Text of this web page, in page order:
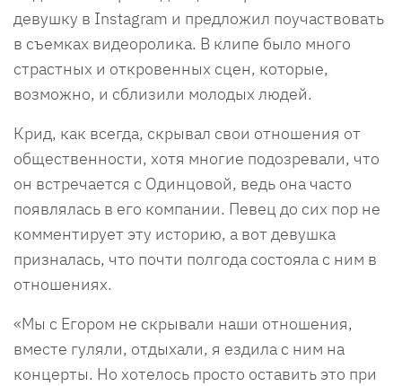
девушку в Instagram и предложил поучаствовать
в съемках видеоролика. В клипе было много
страстных и откровенных сцен, которые,
возможно, и сблизили молодых людей.
Крид, как всегда, скрывал свои отношения от
общественности, хотя многие подозревали, что
он встречается с Одинцовой, ведь она часто
появлялась в его компании. Певец до сих пор не
комментирует эту историю, а вот девушка
призналась, что почти полгода состояла с ним в
отношениях.
«Мы с Егором не скрывали наши отношения,
вместе гуляли, отдыхали, я ездила с ним на
концерты. Но хотелось просто оставить это при